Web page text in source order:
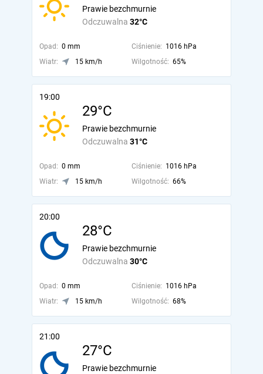
Odczuwalna 32°C
Prawie bezchmurnie
Opad: 0 mm Ciśnienie: 1016 hPa
Wiatr:
15 km/h Wilgotność: 65%
19:00
29°C
Odczuwalna 31°C
Prawie bezchmurnie
Opad: 0 mm Ciśnienie: 1016 hPa
Wiatr:
15 km/h Wilgotność: 66%
20:00
28°C
Odczuwalna 30°C
Prawie bezchmurnie
Opad: 0 mm Ciśnienie: 1016 hPa
Wiatr:
15 km/h Wilgotność: 68%
21:00
27°C
Prawie bezchmurnie